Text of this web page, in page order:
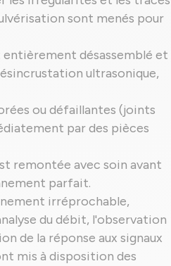
sont menés pour
désassemblé et
ultrasonique,
ou défaillantes (joints
par des pièces
remontée avec soin avant
parfait.
irréprochable,
du débit, l'observation
de la réponse aux signaux
mis à disposition des